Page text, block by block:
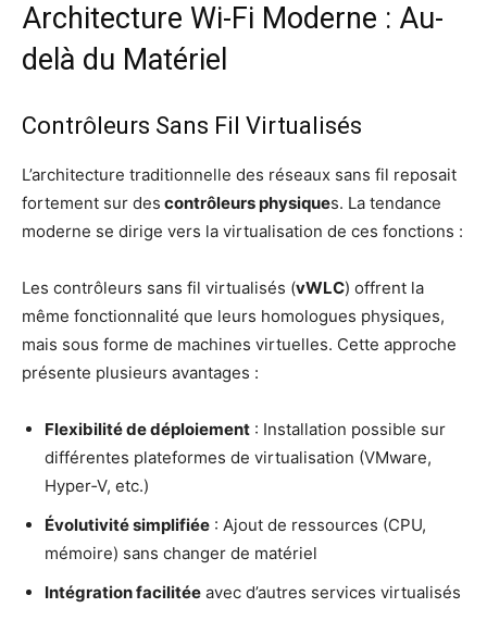
Architecture Wi-Fi Moderne : Au-
delà du Matériel
Contrôleurs Sans Fil Virtualisés
L’ar­chi­tec­ture tra­di­tion­nelle des réseaux sans fil repo­sait
for­te­ment sur des contrô­leurs phy­siques. La ten­dance
moderne se dirige vers la vir­tua­li­sa­tion de ces fonctions :
Les contrô­leurs sans fil vir­tua­li­sés (vWLC) offrent la
même fonc­tion­na­li­té que leurs homo­logues phy­siques,
mais sous forme de machines vir­tuelles. Cette approche
pré­sente plu­sieurs avantages :
Flexi­bi­li­té de déploie­ment : Ins­tal­la­tion pos­sible sur
dif­fé­rentes pla­te­formes de vir­tua­li­sa­tion (VMware,
Hyper‑V, etc.)
Évo­lu­ti­vi­té sim­pli­fiée : Ajout de res­sources (CPU,
mémoire) sans chan­ger de matériel
Inté­gra­tion faci­li­tée avec d’autres ser­vices virtualisés